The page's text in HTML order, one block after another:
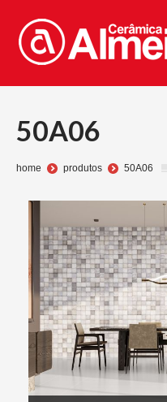
50A06
Você está aqui:
home produtos 50A06